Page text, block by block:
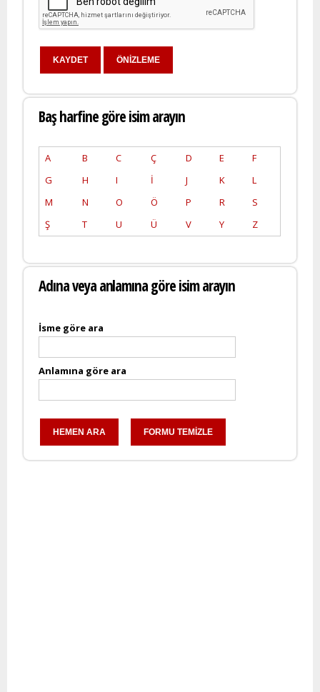
Baş harfine göre isim arayın
A B C Ç D E
F
G
H I İ J K
L
M
N O Ö P R
S
Ş
T U Ü V Y Z
Adına veya anlamına göre isim arayın
İsme göre ara
Anlamına göre ara